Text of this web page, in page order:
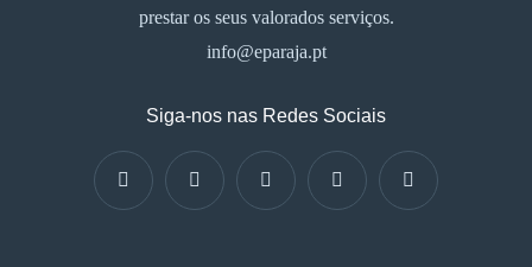
prestar os seus valorados serviços.
info@eparaja.pt
Siga-nos nas Redes Sociais